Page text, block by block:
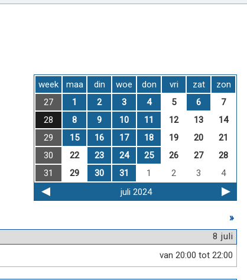
week maa din woe don vri zat
zon
27
1 2 3 4 5 6
7
28
8 9 10 11 12 13
14
29
15 16 17 18 19 20
21
30
22 23 24 25 26 27
28
31
29 30 31 1 2 3
4
juli 2024
»
8 juli
van 20:00 tot 22:00